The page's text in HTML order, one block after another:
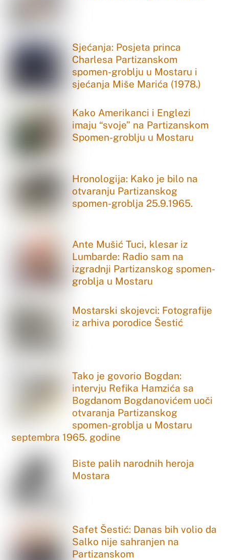
Sjećanja: Posjeta princa
Charlesa Partizanskom
spomen-groblju u Mostaru i
sjećanja Miše Marića (1978.)
Kako Amerikanci i Englezi
imaju “svoje” na Partizanskom
Spomen-groblju u Mostaru
Hronologija: Kako je bilo na
otvaranju Partizanskog
spomen-groblja 25.9.1965.
Ante Mušić Tuci, klesar iz
Lumbarde: Radio sam na
izgradnji Partizanskog spomen-
groblja u Mostaru
Mostarski skojevci: Fotografije
iz arhiva porodice Šestić
Tako je govorio Bogdan:
intervju Refika Hamzića sa
Bogdanom Bogdanovićem uoči
otvaranja Partizanskog
spomen-groblja u Mostaru
septembra 1965. godine
Biste palih narodnih heroja
Mostara
Safet Šestić: Danas bih volio da
Salko nije sahranjen na
Partizanskom